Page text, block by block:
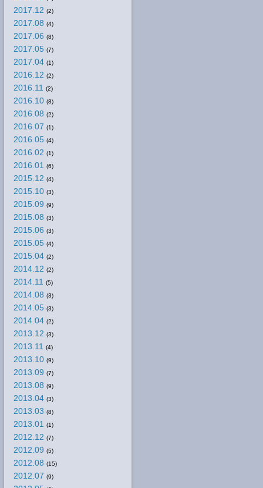
2017.12 (2)
2017.08 (4)
2017.06 (8)
2017.05 (7)
2017.04 (1)
2016.12 (2)
2016.11 (2)
2016.10 (8)
2016.08 (2)
2016.07 (1)
2016.05 (4)
2016.02 (1)
2016.01 (6)
2015.12 (4)
2015.10 (3)
2015.09 (9)
2015.08 (3)
2015.06 (3)
2015.05 (4)
2015.04 (2)
2014.12 (2)
2014.11 (5)
2014.08 (3)
2014.05 (3)
2014.04 (2)
2013.12 (3)
2013.11 (4)
2013.10 (9)
2013.09 (7)
2013.08 (9)
2013.04 (3)
2013.03 (8)
2013.01 (1)
2012.12 (7)
2012.09 (5)
2012.08 (15)
2012.07 (9)